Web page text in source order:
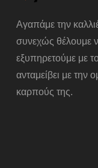
Αγαπάμε την
συνεχώς θέλουμε
εξυπηρετούμε με
ανταμείβει με την
καρπούς της.